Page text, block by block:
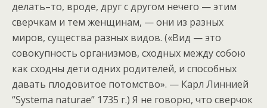
делать–то, вроде, друг с другом нечего — этим
сверчкам и тем женщинам, — они из разных
миров, существа разных видов. («Вид — это
совокупность организмов, сходных между собою
как сходны дети одних родителей, и способных
давать плодовитое потомство». — Карл Линнией
“Systema naturae” 1735 г.) Я не говорю, что сверчок